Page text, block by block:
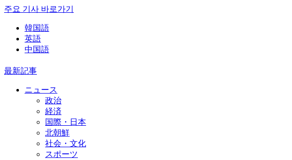
주요 기사 바로가기
韓国語
英語
中国語
最新記事
ニュース
政治
経済
国際・日本
北朝鮮
社会・文化
スポーツ